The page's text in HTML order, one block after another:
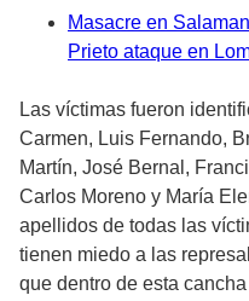
Masacre en
Prieto ataque en
Las víctimas fueron
Carmen, Luis Fernando,
Martín, José Bernal,
Carlos Moreno y María
apellidos de todas las
tienen miedo a las
que dentro de esta